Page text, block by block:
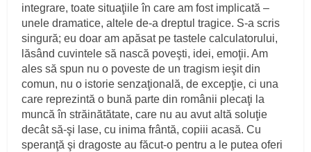
integrare, toate situaţiile în care am fost implicată –
unele dramatice, altele de-a dreptul tragice. S-a scris
singură; eu doar am apăsat pe tastele calculatorului,
lăsând cuvintele să nască poveşti, idei, emoţii. Am
ales să spun nu o poveste de un tragism ieşit din
comun, nu o istorie senzaţională, de excepţie, ci una
care reprezintă o bună parte din românii plecaţi la
muncă în străinătătate, care nu au avut altă soluţie
decât să-şi lase, cu inima frântă, copiii acasă. Cu
speranţă şi dragoste au făcut-o pentru a le putea oferi